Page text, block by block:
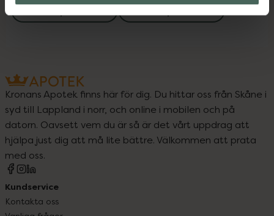
Kronans Apotek finns här för dig. Du hittar oss från Skåne i
syd till Lappland i norr, och online i mobilen och på
datorn. Oavsett vem du är så är det vårt uppdrag att
hjälpa just dig att må lite bättre. Välkommen att prata
med oss.
Kundservice
Kontakta oss